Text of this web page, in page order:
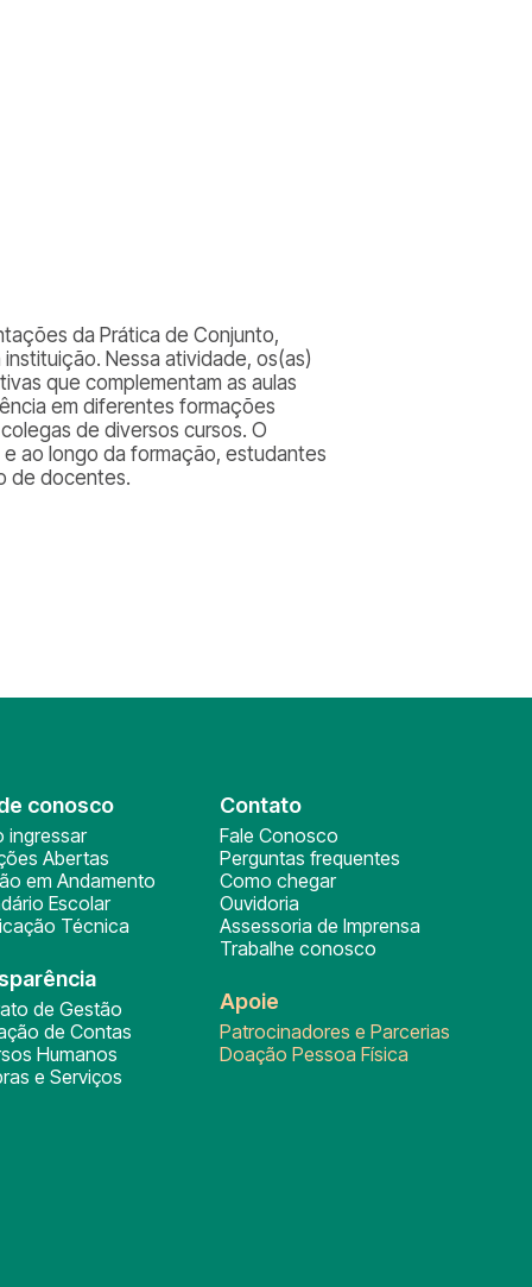
da Prática de Conjunto,
Nessa atividade, os(as)
que complementam as aulas
em diferentes formações
de diversos cursos. O
ao longo da formação, estudantes
de docentes.
conosco
ingressar
Abertas
em Andamento
Escolar
Técnica
de Gestão
de Contas
Humanos
e Serviços
Contato
Fale Conosco
Perguntas frequentes
Como chegar
Ouvidoria
Assessoria de Imprensa
Trabalhe conosco
Apoie
Patrocinadores e Parcerias
Doação Pessoa Física